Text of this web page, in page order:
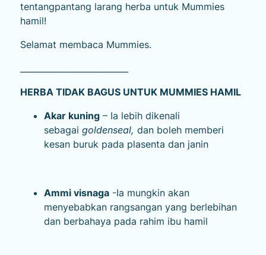
tentangpantang larang herba untuk Mummies
hamil!
Selamat membaca Mummies.
HERBA TIDAK BAGUS UNTUK MUMMIES HAMIL
Akar kuning– Ia lebih dikenali
sebagai goldenseal, dan boleh memberi
kesan buruk pada plasenta dan janin
Ammi visnaga-Ia mungkin akan
menyebabkan rangsangan yang berlebihan
dan berbahaya pada rahim ibu hamil